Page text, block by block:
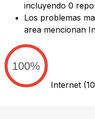
incluyendo 0
Los problemas
area mencionan
100%
Internet